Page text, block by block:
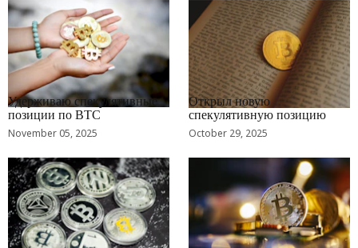
RRCNEWS_RU
Удерживаю спекулятивные
позиции по BTC
November 05, 2025
RRCNEWS_RU
Открыл новую
спекулятивную позицию
October 29, 2025
RRCNEWS_RU RRCNEWS_RU